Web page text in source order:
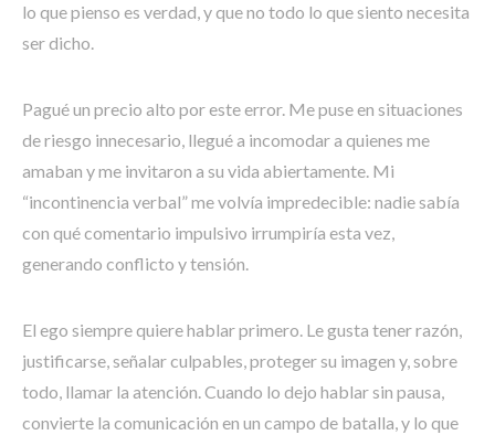
lo que pienso es verdad, y que no todo lo que siento necesita
ser dicho.
Pagué un precio alto por este error. Me puse en situaciones
de riesgo innecesario, llegué a incomodar a quienes me
amaban y me invitaron a su vida abiertamente. Mi
“incontinencia verbal” me volvía impredecible: nadie sabía
con qué comentario impulsivo irrumpiría esta vez,
generando conflicto y tensión.
El ego siempre quiere hablar primero. Le gusta tener razón,
justificarse, señalar culpables, proteger su imagen y, sobre
todo, llamar la atención. Cuando lo dejo hablar sin pausa,
convierte la comunicación en un campo de batalla, y lo que